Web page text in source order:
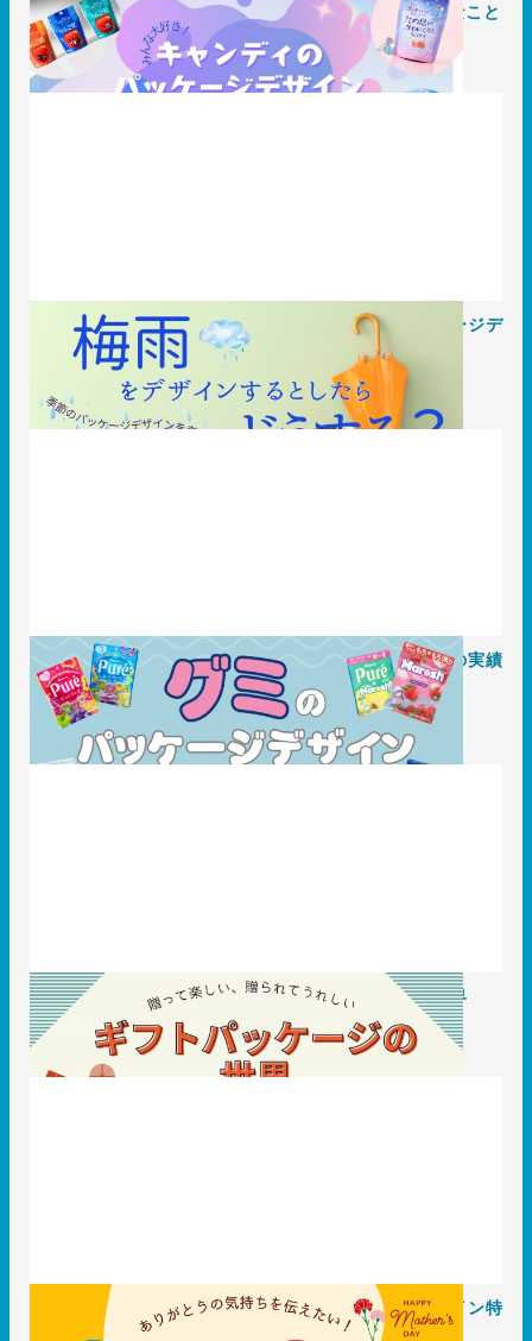
みんな大好き！キャンディのパッケージデザインに大切なこと
2025.06.27 事例
梅雨をデザインするとしたらどうする？季節のパッケージデ
ザインを考える。
2025.06.20 知識 / ノウハウ
グミのパッケージデザイン、ポイントは？T3デザインの実績
もご紹介します
2025.05.26 事例
贈って楽しい、贈られてうれしいギフトパッケージの世界
2025.05.26 事例
「ありがとう」の気持ちを伝えたい！母の日・父の日デザイン特